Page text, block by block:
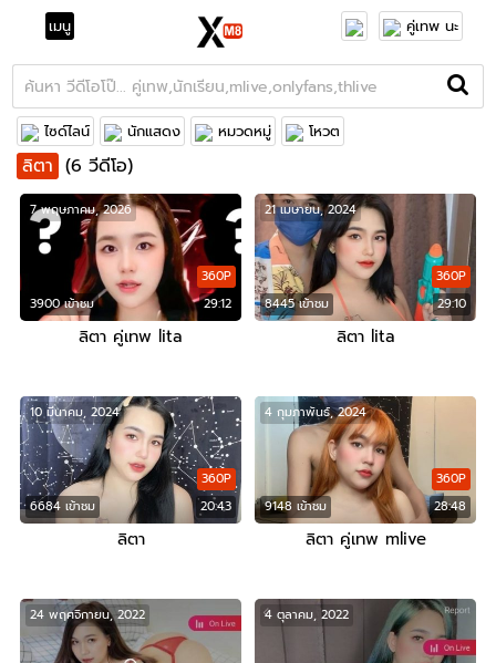
เมนู คู่เทพ นะ
ไซด์ไลน์ นักแสดง หมวดหมู่ โหวต
ลิตา (6 วีดีโอ)
3900 เข้าชม 29:12
360P
7 พฤษภาคม, 2026
ลิตา คู่เทพ lita
8445 เข้าชม 29:10
360P
21 เมษายน, 2024
ลิตา lita
6684 เข้าชม 20:43
360P
10 มีนาคม, 2024
ลิตา
9148 เข้าชม 28:48
360P
4 กุมภาพันธ์, 2024
ลิตา คู่เทพ mlive
24 พฤศจิกายน, 2022 4 ตุลาคม, 2022